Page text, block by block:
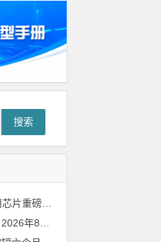
搜索
兆易创新GD32H77R机器人专用芯片重磅亮相，精准赋能伺服驱动与关节控制
2026年8月6日